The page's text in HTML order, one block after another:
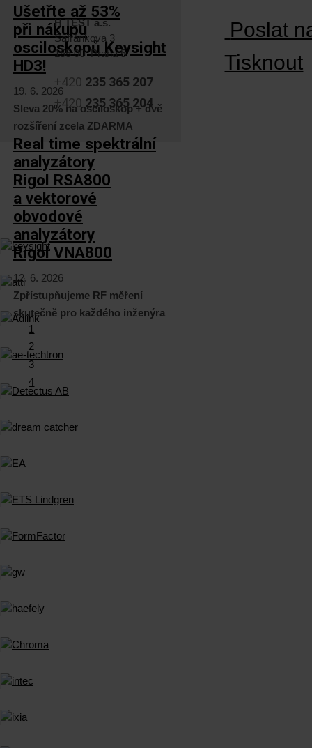
Poslat
Tisknout
Ušetřte až 53%
při nákupu
osciloskopů Keysight
HD3!
19. 6. 2026
Sleva 20% na osciloskop + dvě
rozšíření zcela ZDARMA
Real time spektrální
analyzátory
Rigol RSA800
a vektorové
obvodové
analyzátory
Rigol VNA800
12. 6. 2026
Zpřístupňujeme RF měření
skutečně pro každého inženýra
1
2
3
4
H TEST a.s.
Šafránkova 3
155 00 Praha 5
+420 235 365 207
+420 235 365 204